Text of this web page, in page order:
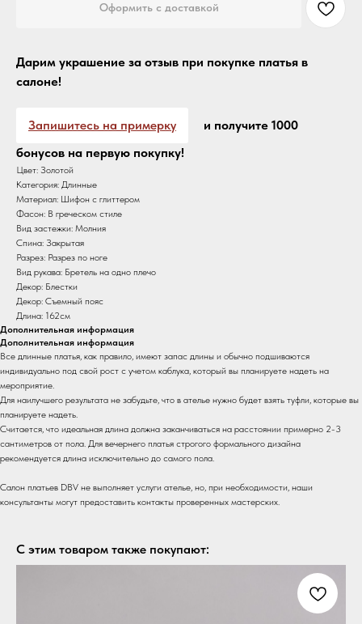
Оформить с доставкой
Дарим украшение за отзыв при покупке платья в
салоне!
Запишитесь на примерку
и получите 1000
бонусов на первую покупку!
Цвет: Золотой
Категория: Длинные
Материал: Шифон с глиттером
Фасон: В греческом стиле
Вид застежки: Молния
Спина: Закрытая
Разрез: Разрез по ноге
Вид рукава: Бретель на одно плечо
Декор: Блестки
Декор: Съемный пояс
Длина: 162см
Дополнительная информация
Дополнительная информация
Все длинные платья, как правило, имеют запас длины и обычно подшиваются
индивидуально под свой рост с учетом каблука, который вы планируете надеть на
мероприятие.
Для наилучшего результата не забудьте, что в ателье нужно будет взять туфли, которые вы
планируете надеть.
Считается, что идеальная длина должна заканчиваться на расстоянии примерно 2-3
сантиметров от пола. Для вечернего платья строгого формального дизайна
рекомендуется длина исключительно до самого пола.
Салон платьев DBV не выполняет услуги ателье, но, при необходимости, наши
консультанты могут предоставить контакты проверенных мастерских.
С этим товаром также покупают: